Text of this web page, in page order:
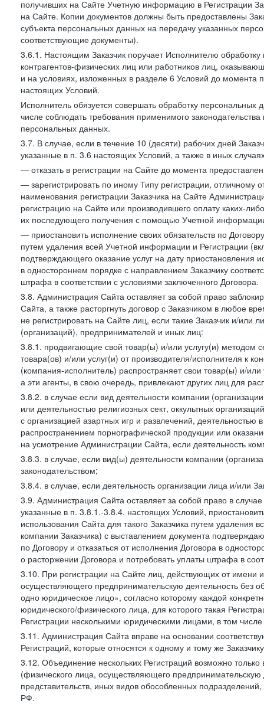
получивших на Сайте Учетную информацию в Регистрации
на Сайте. Копии документов должны быть предоставлены
субъекта персональных данных на передачу указанных
соответствующие документы).
3.6.1. Настоящим Заказчик поручает Исполнителю
контрагентов-физических лиц или работников лиц,
и на условиях, изложенных в разделе 6 Условий до момента
настоящих Условий.
Исполнитель обязуется совершать обработку
числе соблюдать требования применимого
персональных данных.
3.7. В случае, если в течение 10 (десяти) рабочих дней
указанные в п. 3.6 настоящих Условий, а также в иных
— отказать в регистрации на Сайте до момента
— зарегистрировать по иному Типу регистрации, отличному
наименования регистрации Заказчика на Сайте
регистрацию на Сайте или производившего оплату каких-
их последующего получения с помощью Учетной
— приостановить исполнение своих обязательств по
путем удаления всей Учетной информации и Регистрации
подтверждающего оказание услуг на дату приостановления
в одностороннем порядке с направлением Заказчику
штрафа в соответствии с условиями заключенного Договора.
3.8. Администрация Сайта оставляет за собой право
Сайта, а также расторгнуть договор с Заказчиком в любое
не регистрировать на Сайте лиц, если такие Заказчик и/
(организаций), предпринимателей и иных лиц:
3.8.1. продвигающие свой товар(ы) и/или услугу(и) методом
товара(ов) и/или услуг(и) от производителя/исполнителя к
(компания-исполнитель) распространяет свои товар(ы) и/
а эти агенты, в свою очередь, привлекают других лиц для
3.8.2. в случае если вид деятельности компании
или деятельностью религиозных сект, оккультных
с организацией азартных игр и развлечений,
распространением порнографической продукции или
на усмотрение Администрации Сайта, если деятельность
3.8.3. в случае, если вид(ы) деятельности компании
законодательством;
3.8.4. в случае, если деятельность организации лица и/или
3.9. Администрация Сайта оставляет за собой право в
указанные в п. 3.8.1.-3.8.4. настоящих Условий,
использования Сайта для такого Заказчика путем
компании Заказчика) с выставлением документа
по Договору и отказаться от исполнения Договора в
о расторжении Договора и потребовать уплаты штрафа в
3.10. При регистрации на Сайте лиц, действующих от имени
осуществляющего предпринимательскую деятельность без
одно юридическое лицо», согласно которому каждой
юридического/физического лица, для которого такая
Регистрации несколькими юридическими лицами, в том
3.11. Администрация Сайта вправе на основании
Регистраций, которые относятся к одному и тому же
3.12. Объединение нескольких Регистраций возможно
(физического лица, осуществляющего
представительств, иных видов обособленных
РФ.